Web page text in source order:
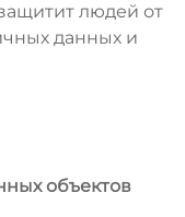
людей от
данных и
объектов